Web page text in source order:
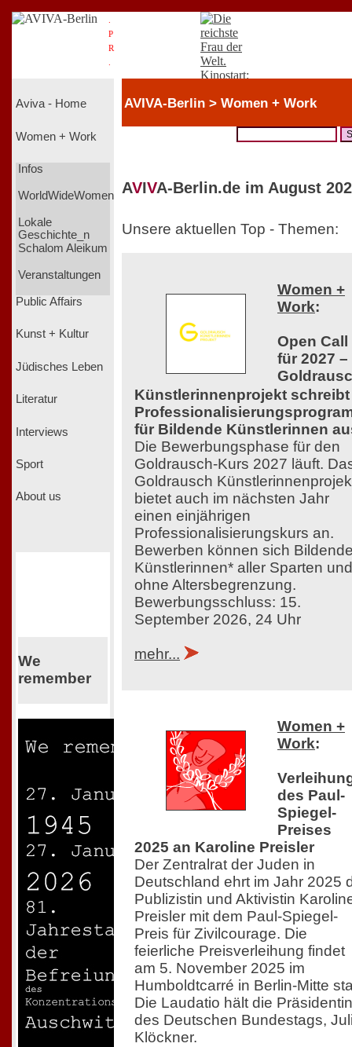
P
R
Aviva - Home
Women + Work
Infos
WorldWideWomen
Lokale
Geschichte_n
Schalom Aleikum
Veranstaltungen
Public Affairs
Kunst + Kultur
Jüdisches Leben
Literatur
Interviews
Sport
About us
We
remember
AVIVA-Berlin > Women + Work
AVIVA-Berlin.de im August
Unsere aktuellen Top - Themen:
Women +
Work:
Open Call
für 2027 –
Künstlerinnenprojekt schreibt
für Bildende Künstlerinnen
Die Bewerbungsphase für den
Goldrausch-Kurs 2027 läuft.
Goldrausch
bietet auch im nächsten Jahr
einen einjährigen
Professionalisierungskurs an.
Bewerben können sich
Künstlerinnen* aller Sparten und
ohne Altersbegrenzung.
Bewerbungsschluss: 15.
September 2026, 24 Uhr
mehr...
Women +
Work:
des Paul-
Spiegel-
Preises
2025 an Karoline Preisler
Der Zentralrat der Juden in
Deutschland ehrt im Jahr 2025
Publizistin und Aktivistin
Preisler mit dem Paul-Spiegel-
Preis für Zivilcourage. Die
feierliche Preisverleihung findet
am 5. November 2025 im
Humboldtcarré in Berlin-Mitte
Die Laudatio hält die Präsidentin
des Deutschen Bundestags,
Klöckner.